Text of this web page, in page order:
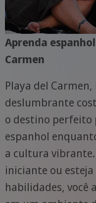
Aprenda
Carmen
Playa del
deslumbrante
o destino perfeito
espanhol
a cultura vibrante.
iniciante ou
habilidades, você